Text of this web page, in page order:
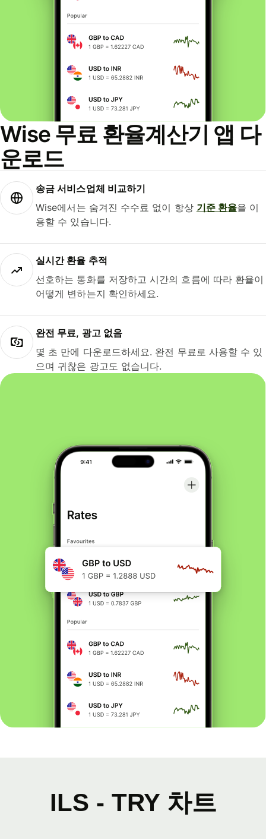
Wise 무료 환율계산기 앱 다
운로드
송금 서비스업체 비교하기
Wise에서는 숨겨진 수수료 없이 항상 기준 환율을 이
용할 수 있습니다.
실시간 환율 추적
선호하는 통화를 저장하고 시간의 흐름에 따라 환율이
어떻게 변하는지 확인하세요.
완전 무료, 광고 없음
몇 초 만에 다운로드하세요. 완전 무료로 사용할 수 있
으며 귀찮은 광고도 없습니다.
ILS - TRY 차트